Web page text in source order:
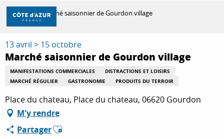
Aller
contenu
principal
DÉCOUVRIR
À FAIRE
SÉJOURNER
Accueil Marché saisonnier de Gourdon village
13 avril > 15 octobre
Marché saisonnier de Gourdon village
MANIFESTATIONS COMMERCIALES
DISTRACTIONS ET LOISIRS
MARCHÉ RÉGULIER
GASTRONOMIE PRODUITS DU TERROIR
Place du chateau, Place du chateau, 06620 Gourdon
M'y rendre
PartagerAjouter aux favoris